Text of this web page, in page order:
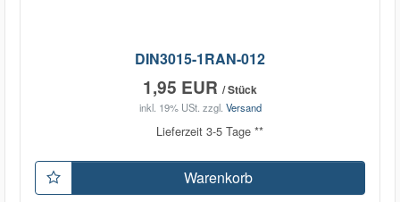
DIN3015-1RAN-012
1,95 EUR / Stück
inkl. 19% USt. zzgl. Versand
Lieferzeit 3-5 Tage **
Warenkorb